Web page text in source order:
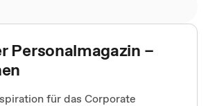
Personalmagazin –
für das Corporate